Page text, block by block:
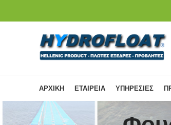
ΑΡΧΙΚΗ ΕΤΑΙΡΕΙΑ ΥΠΗΡΕΣΙΕΣ